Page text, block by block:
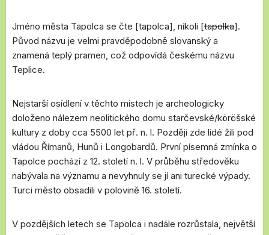
Jméno města Tapolca se čte [tapolca], nikoli [tapolka].
Původ názvu je velmi pravděpodobně slovanský a
znamená teplý pramen, což odpovídá českému názvu
Teplice.
Nejstarší osídlení v těchto místech je archeologicky
doloženo nálezem neolitického domu starčevské/köröšské
kultury z doby cca 5500 let př. n. l. Později zde lidé žili pod
vládou Římanů, Hunů i Longobardů. První písemná zmínka o
Tapolce pochází z 12. století n. l. V průběhu středověku
nabývala na významu a nevyhnuly se jí ani turecké výpady.
Turci město obsadili v polovině 16. století.
V pozdějších letech se Tapolca i nadále rozrůstala, největší